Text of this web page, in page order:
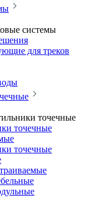
системы
для треков
точечные
точечные
точечные